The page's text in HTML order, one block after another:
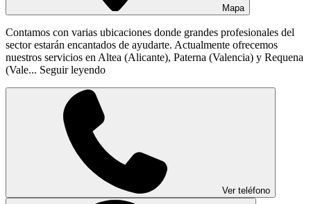
Mapa
Contamos con varias ubicaciones donde grandes profesionales del
sector estarán encantados de ayudarte. Actualmente ofrecemos
nuestros servicios en Altea (Alicante), Paterna (Valencia) y Requena
(Vale... Seguir leyendo
Ver teléfono